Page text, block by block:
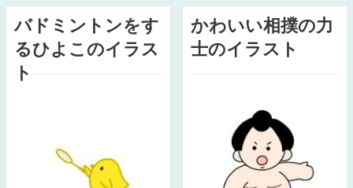
バドミントンをす
るひよこのイラス
ト
かわいい相撲の力
士のイラスト